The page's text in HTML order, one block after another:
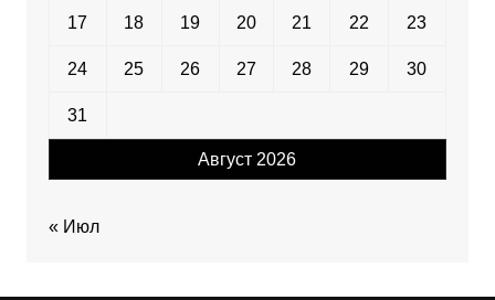
Август 2026
17 18 19 20 21 22 23
24 25 26 27 28 29 30
31
« Июл